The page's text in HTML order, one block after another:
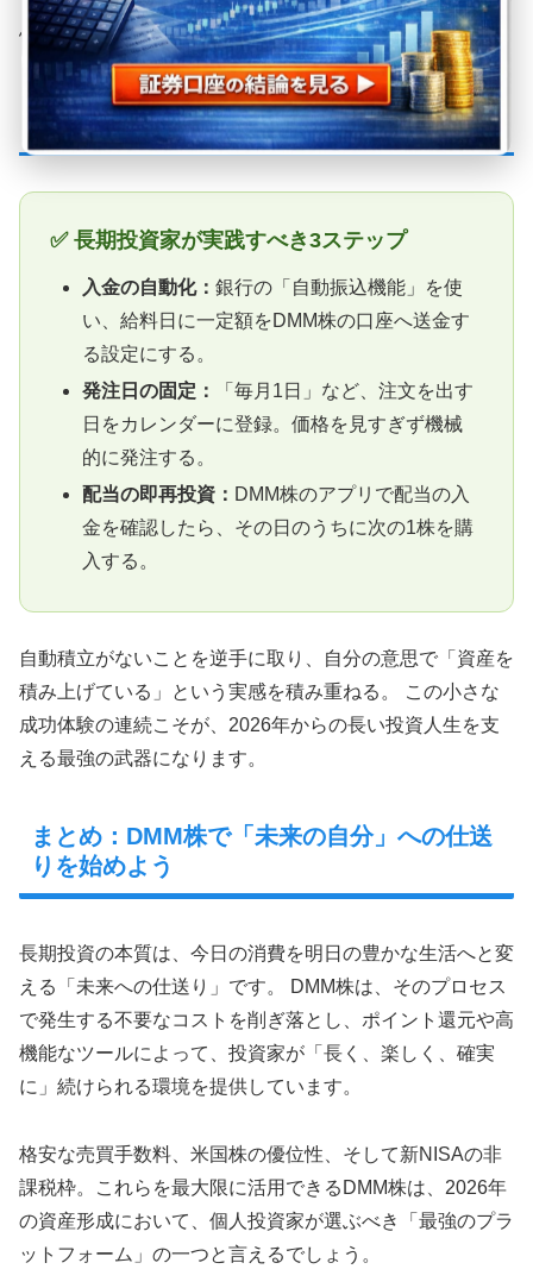
恩恵をフルに享受できます。
挫折しないための「DMM株ルーティン」の作り
方
✅ 長期投資家が実践すべき3ステップ
入金の自動化：銀行の「自動振込機能」を使
い、給料日に一定額をDMM株の口座へ送金す
る設定にする。
発注日の固定：
「毎月1日」など、注文を出す
日をカレンダーに登録。価格を見すぎず機械
的に発注する。
配当の即再投資： DMM株のアプリで配当の入
金を確認したら、その日のうちに次の1株を購
入する。
自動積立がないことを逆手に取り、自分の意思で「資産を
積み上げている」という実感を積み重ねる。 この小さな
成功体験の連続こそが、2026年からの長い投資人生を支
える最強の武器になります。
まとめ：DMM株で「未来の自分」への仕送
りを始めよう
長期投資の本質は、今日の消費を明日の豊かな生活へと変
える「未来への仕送り」です。 DMM株は、そのプロセス
で発生する不要なコストを削ぎ落とし、ポイント還元や高
機能なツールによって、投資家が「長く、楽しく、確実
に」続けられる環境を提供しています。
格安な売買手数料、米国株の優位性、そして新NISAの非
課税枠。これらを最大限に活用できるDMM株は、2026年
の資産形成において、個人投資家が選ぶべき「最強のプラ
ットフォーム」の一つと言えるでしょう。